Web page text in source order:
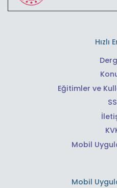
Hızlı
Eğitimler ve
Mobil
Mobil